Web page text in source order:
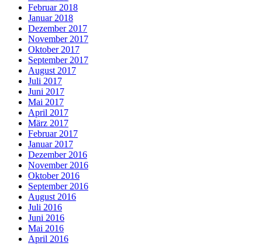
Februar 2018
Januar 2018
Dezember 2017
November 2017
Oktober 2017
September 2017
August 2017
Juli 2017
Juni 2017
Mai 2017
April 2017
März 2017
Februar 2017
Januar 2017
Dezember 2016
November 2016
Oktober 2016
September 2016
August 2016
Juli 2016
Juni 2016
Mai 2016
April 2016